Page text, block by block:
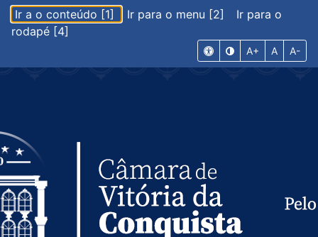
Ir a o conteúdo [1] Ir para o menu [2]
Ir para o
rodapé [4]
A+ A A-